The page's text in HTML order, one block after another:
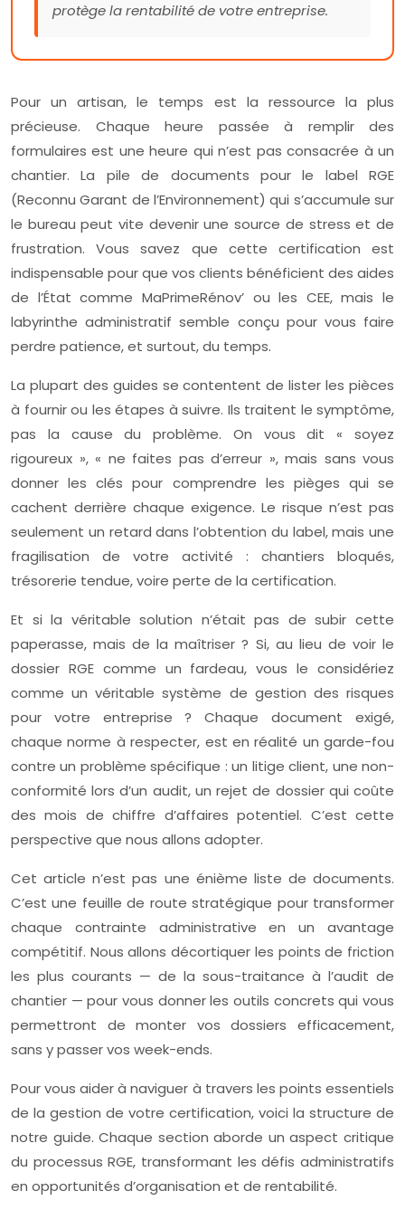
protège la rentabilité de votre entreprise.
Pour un artisan, le temps est la ressource la plus
précieuse. Chaque heure passée à remplir des
formulaires est une heure qui n’est pas consacrée à un
chantier. La pile de documents pour le label RGE
(Reconnu Garant de l’Environnement) qui s’accumule sur
le bureau peut vite devenir une source de stress et de
frustration. Vous savez que cette certification est
indispensable pour que vos clients bénéficient des aides
de l’État comme MaPrimeRénov’ ou les CEE, mais le
labyrinthe administratif semble conçu pour vous faire
perdre patience, et surtout, du temps.
La plupart des guides se contentent de lister les pièces
à fournir ou les étapes à suivre. Ils traitent le symptôme,
pas la cause du problème. On vous dit « soyez
rigoureux », « ne faites pas d’erreur », mais sans vous
donner les clés pour comprendre les pièges qui se
cachent derrière chaque exigence. Le risque n’est pas
seulement un retard dans l’obtention du label, mais une
fragilisation de votre activité : chantiers bloqués,
trésorerie tendue, voire perte de la certification.
Et si la véritable solution n’était pas de subir cette
paperasse, mais de la maîtriser ? Si, au lieu de voir le
dossier RGE comme un fardeau, vous le considériez
comme un véritable système de gestion des risques
pour votre entreprise ? Chaque document exigé,
chaque norme à respecter, est en réalité un garde-fou
contre un problème spécifique : un litige client, une non-
conformité lors d’un audit, un rejet de dossier qui coûte
des mois de chiffre d’affaires potentiel. C’est cette
perspective que nous allons adopter.
Cet article n’est pas une énième liste de documents.
C’est une feuille de route stratégique pour transformer
chaque contrainte administrative en un avantage
compétitif. Nous allons décortiquer les points de friction
les plus courants — de la sous-traitance à l’audit de
chantier — pour vous donner les outils concrets qui vous
permettront de monter vos dossiers efficacement,
sans y passer vos week-ends.
Pour vous aider à naviguer à travers les points essentiels
de la gestion de votre certification, voici la structure de
notre guide. Chaque section aborde un aspect critique
du processus RGE, transformant les défis administratifs
en opportunités d’organisation et de rentabilité.